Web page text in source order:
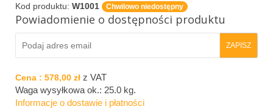
Kod produktu: W1001 Chwilowo niedostępny
Powiadomienie o dostępności produktu
Cena : 578,00 zł z VAT
Waga wysyłkowa ok.: 25.0 kg.
Informacje o dostawie i płatności